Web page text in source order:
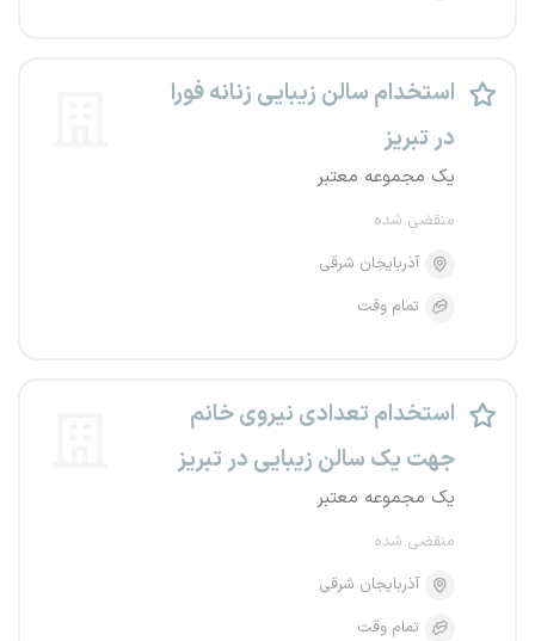
استخدام سالن زیبایی زنانه فورا
در تبریز
یک مجموعه معتبر
منقضی شده
آذربایجان شرقی
تمام وقت
استخدام تعدادی نیروی خانم
جهت یک سالن زیبایی در تبریز
یک مجموعه معتبر
منقضی شده
آذربایجان شرقی
تمام وقت